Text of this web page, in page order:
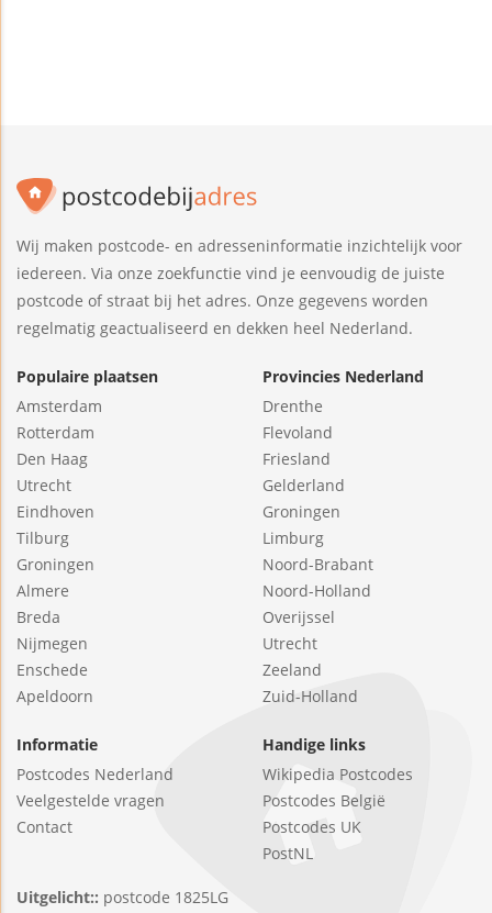
Wij maken postcode- en adresseninformatie inzichtelijk voor
iedereen. Via onze zoekfunctie vind je eenvoudig de juiste
postcode of straat bij het adres. Onze gegevens worden
regelmatig geactualiseerd en dekken heel Nederland.
Populaire plaatsen
Amsterdam
Rotterdam
Den Haag
Utrecht
Eindhoven
Tilburg
Groningen
Almere
Breda
Nijmegen
Enschede
Apeldoorn
Provincies Nederland
Drenthe
Flevoland
Friesland
Gelderland
Groningen
Limburg
Noord-Brabant
Noord-Holland
Overijssel
Utrecht
Zeeland
Zuid-Holland
Informatie
Postcodes Nederland
Veelgestelde vragen
Contact
Handige links
Wikipedia Postcodes
Postcodes België
Postcodes UK
PostNL
Uitgelicht:: postcode 1825LG